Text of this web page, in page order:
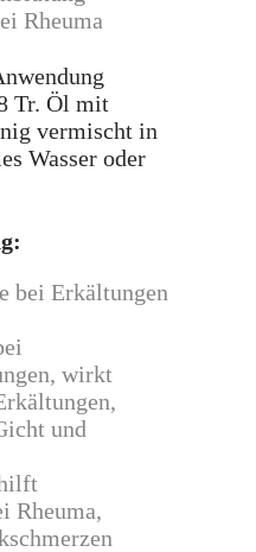
Rheuma
Tr. Öl mit
vermischt in
Wasser oder
:
bei Erkältungen
wirkt
und
Rheuma,